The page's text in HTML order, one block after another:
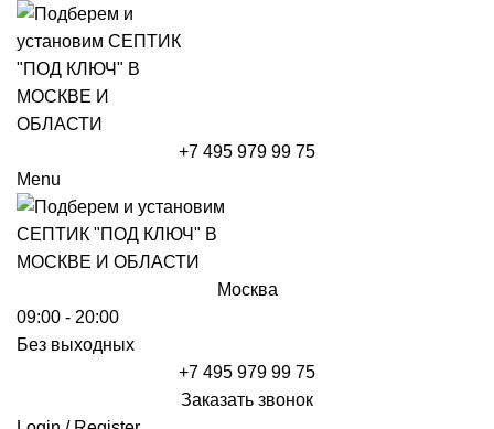
+7 495 979 99 75
Menu
Москва
09:00 - 20:00
Без выходных
+7 495 979 99 75
Заказать звонок